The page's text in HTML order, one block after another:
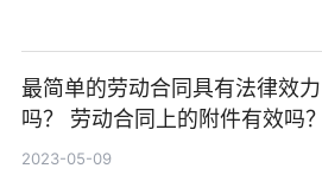
最简单的劳动合同具有法律效力
吗？ 劳动合同上的附件有效吗？
2023-05-09